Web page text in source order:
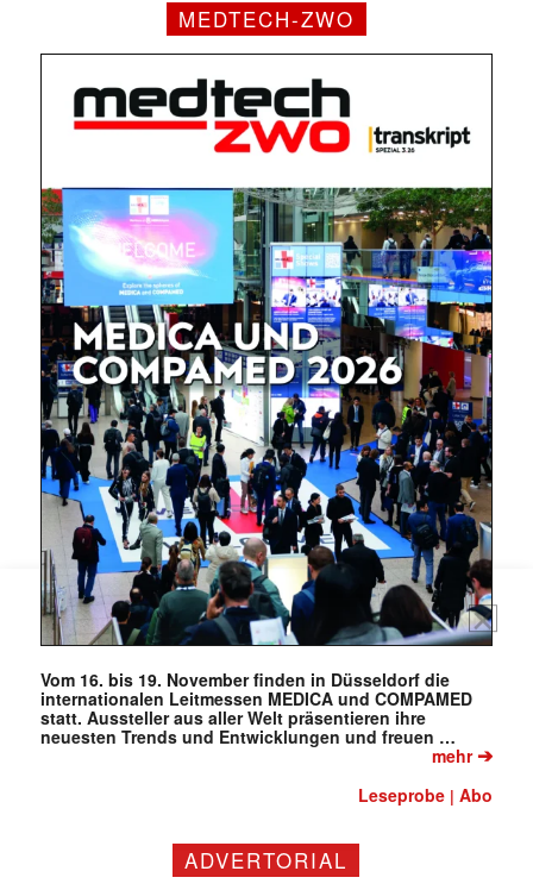
Mit dem |transkript-Newsletter
jede Woche aktuell informiert.
E-
Mail
(erforderlich)
MEDTECH-ZWO
Vom 16. bis 19. November finden in Düsseldorf die
internationalen Leitmessen MEDICA und COMPAMED
statt. Aussteller aus aller Welt präsentieren ihre
neuesten Trends und Entwicklungen und freuen …
mehr➔
Leseprobe |Abo
ADVERTORIAL